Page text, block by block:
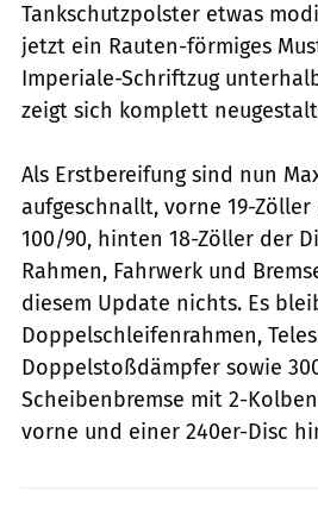
Tankschutzpolster etwas
jetzt ein Rauten-förmiges
Imperiale-Schriftzug
zeigt sich komplett
Als Erstbereifung sind nun
aufgeschnallt, vorne 19-
100/90, hinten 18-Zöller der
Rahmen, Fahrwerk und
diesem Update nichts. Es
Doppelschleifenrahmen,
Doppelstoßdämpfer sowie
Scheibenbremse mit 2-
vorne und einer 240er-Disc